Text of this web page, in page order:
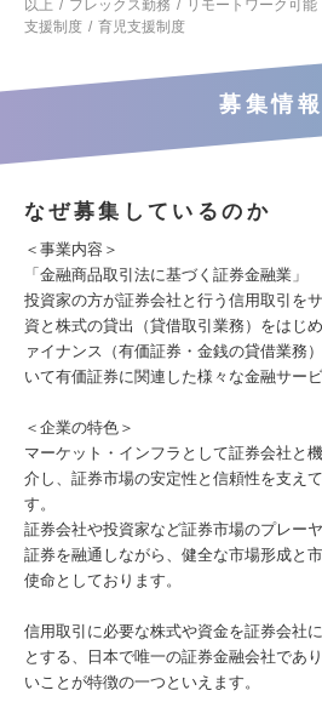
以上
フレックス勤務 リモートワーク可能
支援制度
育児支援制度
募集情報
なぜ募集しているのか
＜事業内容＞
「金融商品取引法に基づく証券金融業」
投資家の方が証券会社と行う信用取引を
資と株式の貸出（貸借取引業務）をはじ
ァイナンス（有価証券・金銭の貸借業務
いて有価証券に関連した様々な金融サー
＜企業の特色＞
マーケット・インフラとして証券会社と
介し、証券市場の安定性と信頼性を支え
す。
証券会社や投資家など証券市場のプレー
証券を融通しながら、健全な市場形成と
使命としております。
信用取引に必要な株式や資金を証券会社
とする、日本で唯一の証券金融会社であ
いことが特徴の一つといえます。